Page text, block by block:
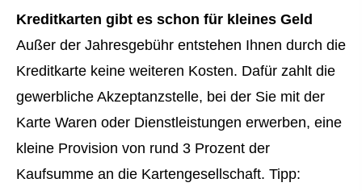
Kredit­karten gibt es schon für kleines Geld
Außer der Jahresgebühr entstehen Ihnen durch die
Kredit­karte keine weiteren Kosten. Dafür zahlt die
gewerbliche Akzeptanzstelle, bei der Sie mit der
Karte Waren oder Dienstleistungen erwerben, eine
kleine Provision von rund 3 Prozent der
Kaufsumme an die Kartengesellschaft. Tipp: